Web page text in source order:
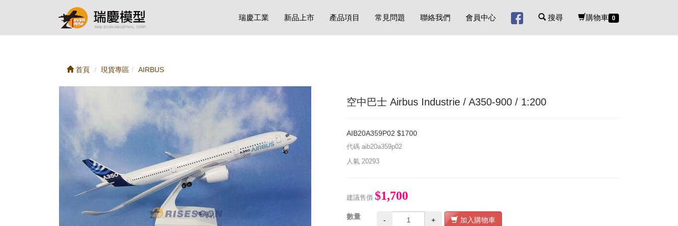
瑞慶工業 新品上市 產品項目 常見問題 聯絡我們 會員中心 搜尋 購物車 0
首頁 現貨專區 AIRBUS
空中巴士 Airbus Industrie / A350-900 / 1:200
AIB20A359P02 $1700
代碼 aib20a359p02
人氣 20293
建議售價 $1,700
數量 - + 加入購物車